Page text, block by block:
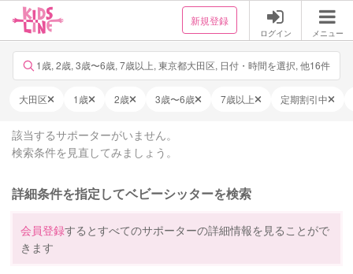
新規登録
ログイン メニュー
1歳, 2歳, 3歳〜6歳, 7歳以上, 東京都大田区, 日付・時間を選択, 他16件
大田区 1歳 2歳 3歳〜6歳 7歳以上 定期割引中
該当するサポーターがいません。
検索条件を見直してみましょう。
詳細条件を指定してベビーシッターを検索
会員登録するとすべてのサポーターの詳細情報を見ることがで
きます